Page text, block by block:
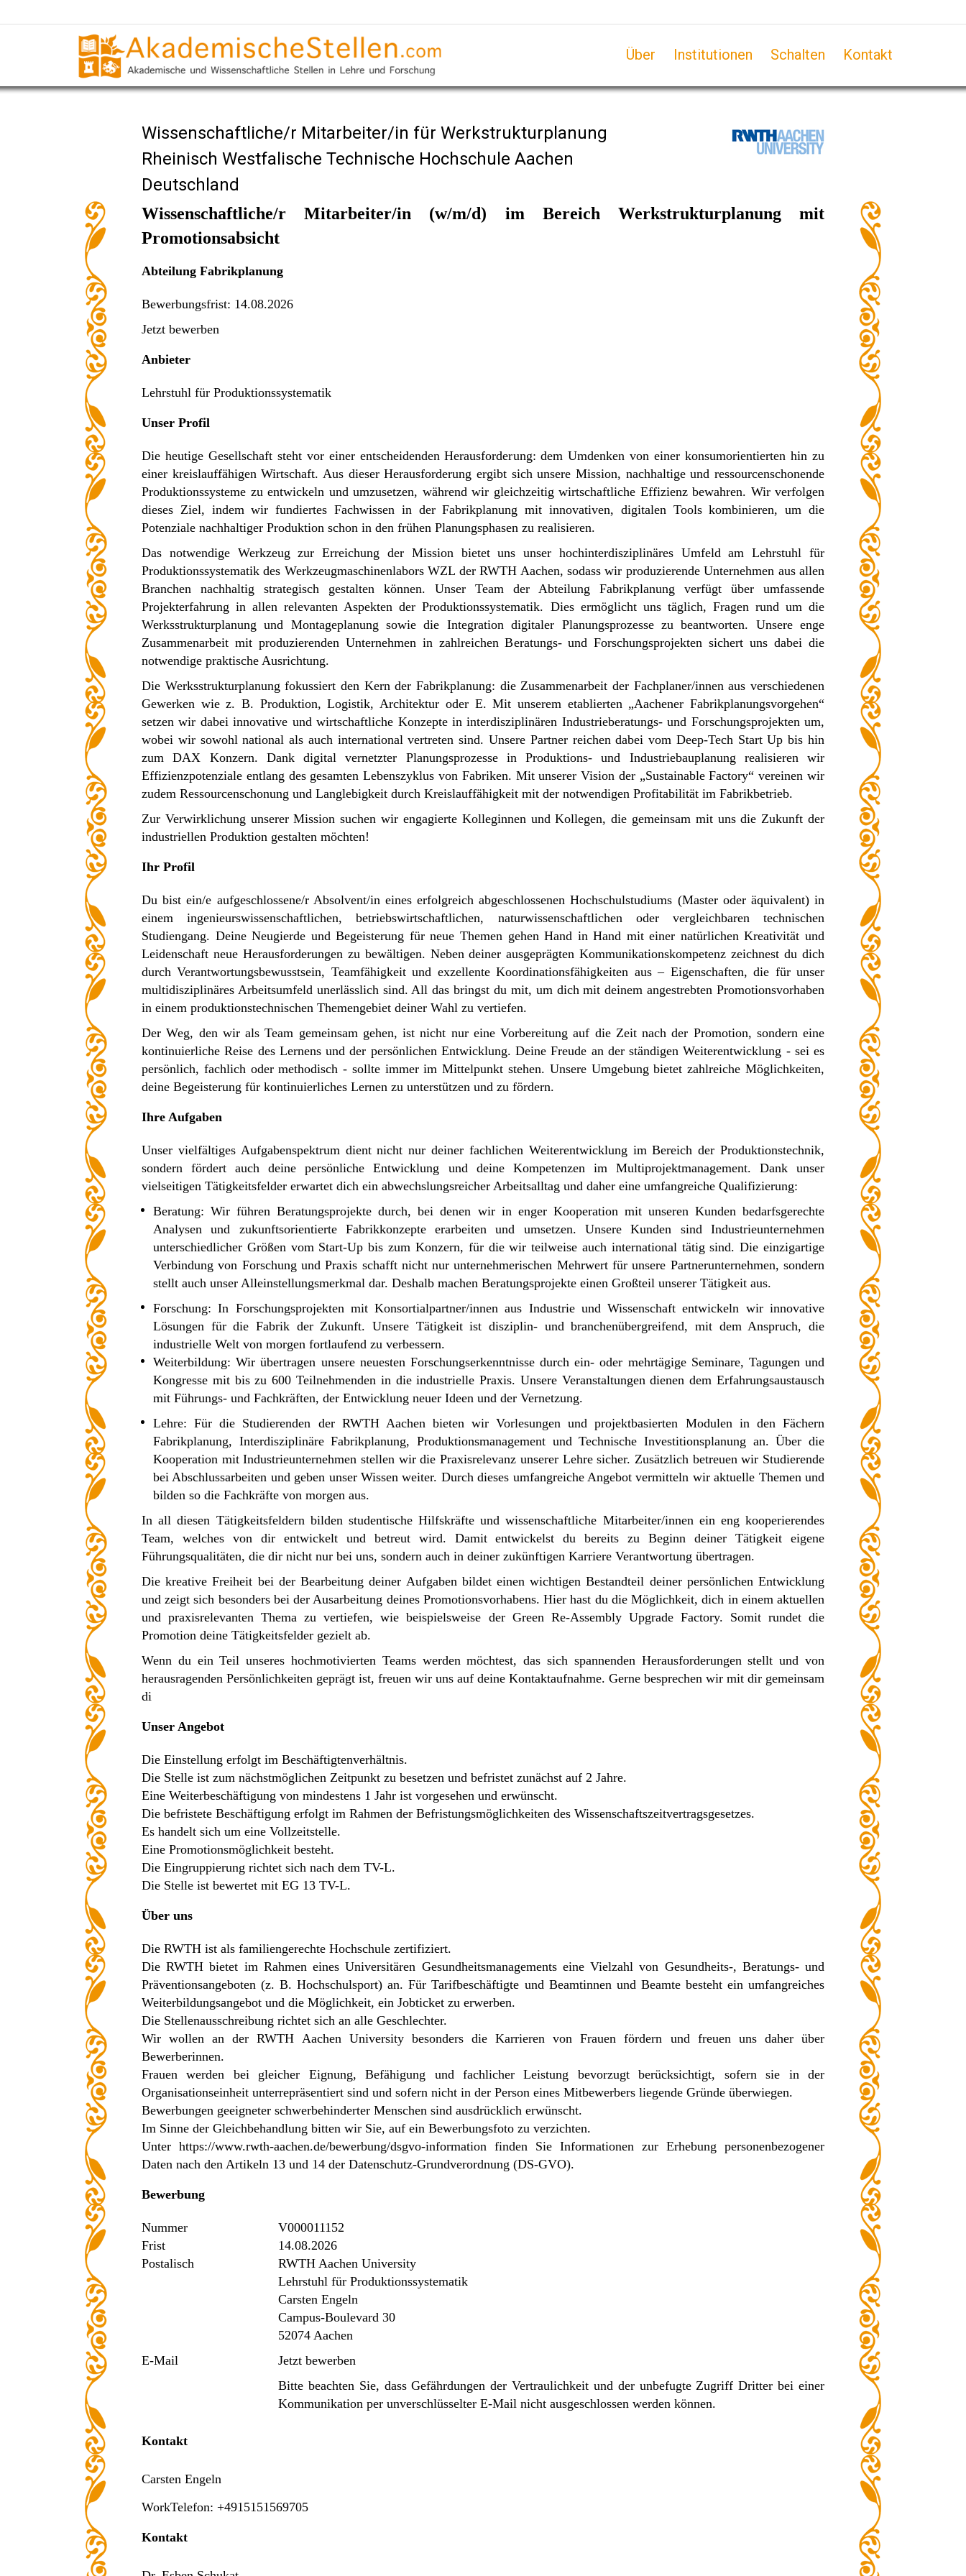
Über Institutionen Schalten Kontakt
Wissenschaftliche/r Mitarbeiter/in für Werkstrukturplanung
Rheinisch Westfalische Technische Hochschule Aachen
Deutschland
Wissenschaftliche/r Mitarbeiter/in (w/m/d) im Bereich Werkstrukturplanung mit
Promotionsabsicht
Abteilung Fabrikplanung
Bewerbungsfrist: 14.08.2026
Jetzt bewerben
Anbieter
Lehrstuhl für Produktionssystematik
Unser Profil
Die heutige Gesellschaft steht vor einer entscheidenden Herausforderung: dem Umdenken von einer konsumorientierten hin zu
einer kreislauffähigen Wirtschaft. Aus dieser Herausforderung ergibt sich unsere Mission, nachhaltige und ressourcenschonende
Produktionssysteme zu entwickeln und umzusetzen, während wir gleichzeitig wirtschaftliche Effizienz bewahren. Wir verfolgen
dieses Ziel, indem wir fundiertes Fachwissen in der Fabrikplanung mit innovativen, digitalen Tools kombinieren, um die
Potenziale nachhaltiger Produktion schon in den frühen Planungsphasen zu realisieren.
Das notwendige Werkzeug zur Erreichung der Mission bietet uns unser hochinterdisziplinäres Umfeld am Lehrstuhl für
Produktionssystematik des Werkzeugmaschinenlabors WZL der RWTH Aachen, sodass wir produzierende Unternehmen aus allen
Branchen nachhaltig strategisch gestalten können. Unser Team der Abteilung Fabrikplanung verfügt über umfassende
Projekterfahrung in allen relevanten Aspekten der Produktionssystematik. Dies ermöglicht uns täglich, Fragen rund um die
Werksstrukturplanung und Montageplanung sowie die Integration digitaler Planungsprozesse zu beantworten. Unsere enge
Zusammenarbeit mit produzierenden Unternehmen in zahlreichen Beratungs- und Forschungsprojekten sichert uns dabei die
notwendige praktische Ausrichtung.
Die Werksstrukturplanung fokussiert den Kern der Fabrikplanung: die Zusammenarbeit der Fachplaner/innen aus verschiedenen
Gewerken wie z. B. Produktion, Logistik, Architektur oder E. Mit unserem etablierten „Aachener Fabrikplanungsvorgehen“
setzen wir dabei innovative und wirtschaftliche Konzepte in interdisziplinären Industrieberatungs- und Forschungsprojekten um,
wobei wir sowohl national als auch international vertreten sind. Unsere Partner reichen dabei vom Deep-Tech Start Up bis hin
zum DAX Konzern. Dank digital vernetzter Planungsprozesse in Produktions- und Industriebauplanung realisieren wir
Effizienzpotenziale entlang des gesamten Lebenszyklus von Fabriken. Mit unserer Vision der „Sustainable Factory“ vereinen wir
zudem Ressourcenschonung und Langlebigkeit durch Kreislauffähigkeit mit der notwendigen Profitabilität im Fabrikbetrieb.
Zur Verwirklichung unserer Mission suchen wir engagierte Kolleginnen und Kollegen, die gemeinsam mit uns die Zukunft der
industriellen Produktion gestalten möchten!
Ihr Profil
Du bist ein/e aufgeschlossene/r Absolvent/in eines erfolgreich abgeschlossenen Hochschulstudiums (Master oder äquivalent) in
einem ingenieurswissenschaftlichen, betriebswirtschaftlichen, naturwissenschaftlichen oder vergleichbaren technischen
Studiengang. Deine Neugierde und Begeisterung für neue Themen gehen Hand in Hand mit einer natürlichen Kreativität und
Leidenschaft neue Herausforderungen zu bewältigen. Neben deiner ausgeprägten Kommunikationskompetenz zeichnest du dich
durch Verantwortungsbewusstsein, Teamfähigkeit und exzellente Koordinationsfähigkeiten aus – Eigenschaften, die für unser
multidisziplinäres Arbeitsumfeld unerlässlich sind. All das bringst du mit, um dich mit deinem angestrebten Promotionsvorhaben
in einem produktionstechnischen Themengebiet deiner Wahl zu vertiefen.
Der Weg, den wir als Team gemeinsam gehen, ist nicht nur eine Vorbereitung auf die Zeit nach der Promotion, sondern eine
kontinuierliche Reise des Lernens und der persönlichen Entwicklung. Deine Freude an der ständigen Weiterentwicklung - sei es
persönlich, fachlich oder methodisch - sollte immer im Mittelpunkt stehen. Unsere Umgebung bietet zahlreiche Möglichkeiten,
deine Begeisterung für kontinuierliches Lernen zu unterstützen und zu fördern.
Ihre Aufgaben
Unser vielfältiges Aufgabenspektrum dient nicht nur deiner fachlichen Weiterentwicklung im Bereich der Produktionstechnik,
sondern fördert auch deine persönliche Entwicklung und deine Kompetenzen im Multiprojektmanagement. Dank unser
vielseitigen Tätigkeitsfelder erwartet dich ein abwechslungsreicher Arbeitsalltag und daher eine umfangreiche Qualifizierung:
Beratung: Wir führen Beratungsprojekte durch, bei denen wir in enger Kooperation mit unseren Kunden bedarfsgerechte
Analysen und zukunftsorientierte Fabrikkonzepte erarbeiten und umsetzen. Unsere Kunden sind Industrieunternehmen
unterschiedlicher Größen vom Start-Up bis zum Konzern, für die wir teilweise auch international tätig sind. Die einzigartige
Verbindung von Forschung und Praxis schafft nicht nur unternehmerischen Mehrwert für unsere Partnerunternehmen, sondern
stellt auch unser Alleinstellungsmerkmal dar. Deshalb machen Beratungsprojekte einen Großteil unserer Tätigkeit aus.
Forschung: In Forschungsprojekten mit Konsortialpartner/innen aus Industrie und Wissenschaft entwickeln wir innovative
Lösungen für die Fabrik der Zukunft. Unsere Tätigkeit ist disziplin- und branchenübergreifend, mit dem Anspruch, die
industrielle Welt von morgen fortlaufend zu verbessern.
Weiterbildung: Wir übertragen unsere neuesten Forschungserkenntnisse durch ein- oder mehrtägige Seminare, Tagungen und
Kongresse mit bis zu 600 Teilnehmenden in die industrielle Praxis. Unsere Veranstaltungen dienen dem Erfahrungsaustausch
mit Führungs- und Fachkräften, der Entwicklung neuer Ideen und der Vernetzung.
Lehre: Für die Studierenden der RWTH Aachen bieten wir Vorlesungen und projektbasierten Modulen in den Fächern
Fabrikplanung, Interdisziplinäre Fabrikplanung, Produktionsmanagement und Technische Investitionsplanung an. Über die
Kooperation mit Industrieunternehmen stellen wir die Praxisrelevanz unserer Lehre sicher. Zusätzlich betreuen wir Studierende
bei Abschlussarbeiten und geben unser Wissen weiter. Durch dieses umfangreiche Angebot vermitteln wir aktuelle Themen und
bilden so die Fachkräfte von morgen aus.
In all diesen Tätigkeitsfeldern bilden studentische Hilfskräfte und wissenschaftliche Mitarbeiter/innen ein eng kooperierendes
Team, welches von dir entwickelt und betreut wird. Damit entwickelst du bereits zu Beginn deiner Tätigkeit eigene
Führungsqualitäten, die dir nicht nur bei uns, sondern auch in deiner zukünftigen Karriere Verantwortung übertragen.
Die kreative Freiheit bei der Bearbeitung deiner Aufgaben bildet einen wichtigen Bestandteil deiner persönlichen Entwicklung
und zeigt sich besonders bei der Ausarbeitung deines Promotionsvorhabens. Hier hast du die Möglichkeit, dich in einem aktuellen
und praxisrelevanten Thema zu vertiefen, wie beispielsweise der Green Re-Assembly Upgrade Factory. Somit rundet die
Promotion deine Tätigkeitsfelder gezielt ab.
Wenn du ein Teil unseres hochmotivierten Teams werden möchtest, das sich spannenden Herausforderungen stellt und von
herausragenden Persönlichkeiten geprägt ist, freuen wir uns auf deine Kontaktaufnahme. Gerne besprechen wir mit dir gemeinsam
di
Unser Angebot
Die Einstellung erfolgt im Beschäftigtenverhältnis.
Die Stelle ist zum nächstmöglichen Zeitpunkt zu besetzen und befristet zunächst auf 2 Jahre.
Eine Weiterbeschäftigung von mindestens 1 Jahr ist vorgesehen und erwünscht.
Die befristete Beschäftigung erfolgt im Rahmen der Befristungsmöglichkeiten des Wissenschaftszeitvertragsgesetzes.
Es handelt sich um eine Vollzeitstelle.
Eine Promotionsmöglichkeit besteht.
Die Eingruppierung richtet sich nach dem TV-L.
Die Stelle ist bewertet mit EG 13 TV-L.
Über uns
Die RWTH ist als familiengerechte Hochschule zertifiziert.
Die RWTH bietet im Rahmen eines Universitären Gesundheitsmanagements eine Vielzahl von Gesundheits-, Beratungs- und
Präventionsangeboten (z. B. Hochschulsport) an. Für Tarifbeschäftigte und Beamtinnen und Beamte besteht ein umfangreiches
Weiterbildungsangebot und die Möglichkeit, ein Jobticket zu erwerben.
Die Stellenausschreibung richtet sich an alle Geschlechter.
Wir wollen an der RWTH Aachen University besonders die Karrieren von Frauen fördern und freuen uns daher über
Bewerberinnen.
Frauen werden bei gleicher Eignung, Befähigung und fachlicher Leistung bevorzugt berücksichtigt, sofern sie in der
Organisationseinheit unterrepräsentiert sind und sofern nicht in der Person eines Mitbewerbers liegende Gründe überwiegen.
Bewerbungen geeigneter schwerbehinderter Menschen sind ausdrücklich erwünscht.
Im Sinne der Gleichbehandlung bitten wir Sie, auf ein Bewerbungsfoto zu verzichten.
Unter https://www.rwth-aachen.de/bewerbung/dsgvo-information finden Sie Informationen zur Erhebung personenbezogener
Daten nach den Artikeln 13 und 14 der Datenschutz-Grundverordnung (DS-GVO).
Bewerbung
Nummer
V000011152
Frist
14.08.2026
Postalisch
RWTH Aachen University
Lehrstuhl für Produktionssystematik
Carsten Engeln
Campus-Boulevard 30
52074 Aachen
E-Mail
Jetzt bewerben
Bitte beachten Sie, dass Gefährdungen der Vertraulichkeit und der unbefugte Zugriff Dritter bei einer
Kommunikation per unverschlüsselter E-Mail nicht ausgeschlossen werden können.
Kontakt
Carsten Engeln
WorkTelefon: +4915151569705
Kontakt